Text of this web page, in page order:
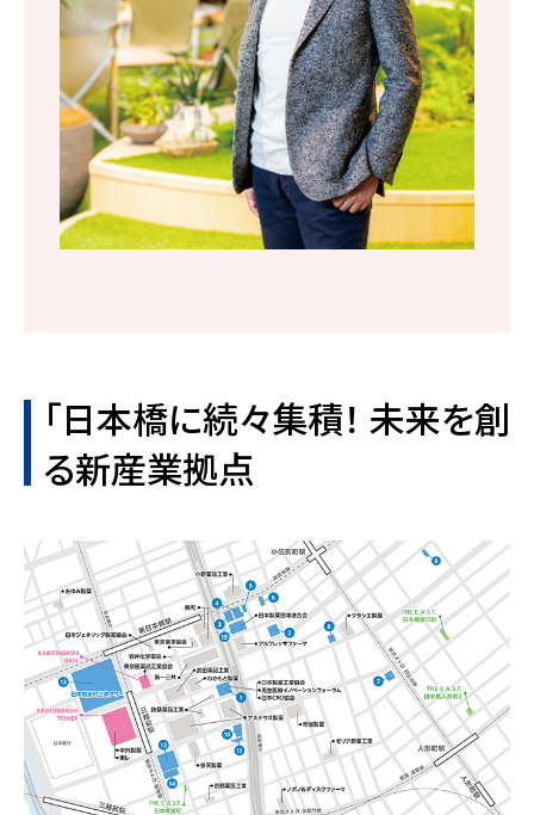
「日本橋に続々集積！ 未来を創
る新産業拠点